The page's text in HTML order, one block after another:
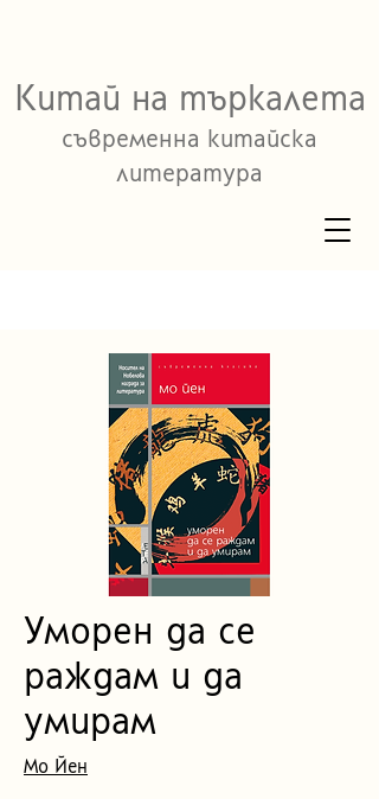
Китай на търкалета
съвременна китайска
литература
Уморен да се
раждам и да
умирам
Мо Йен